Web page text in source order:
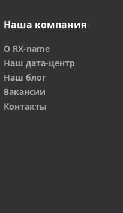
Наша компания
О RX-name
Наш дата-центр
Наш блог
Вакансии
Контакты